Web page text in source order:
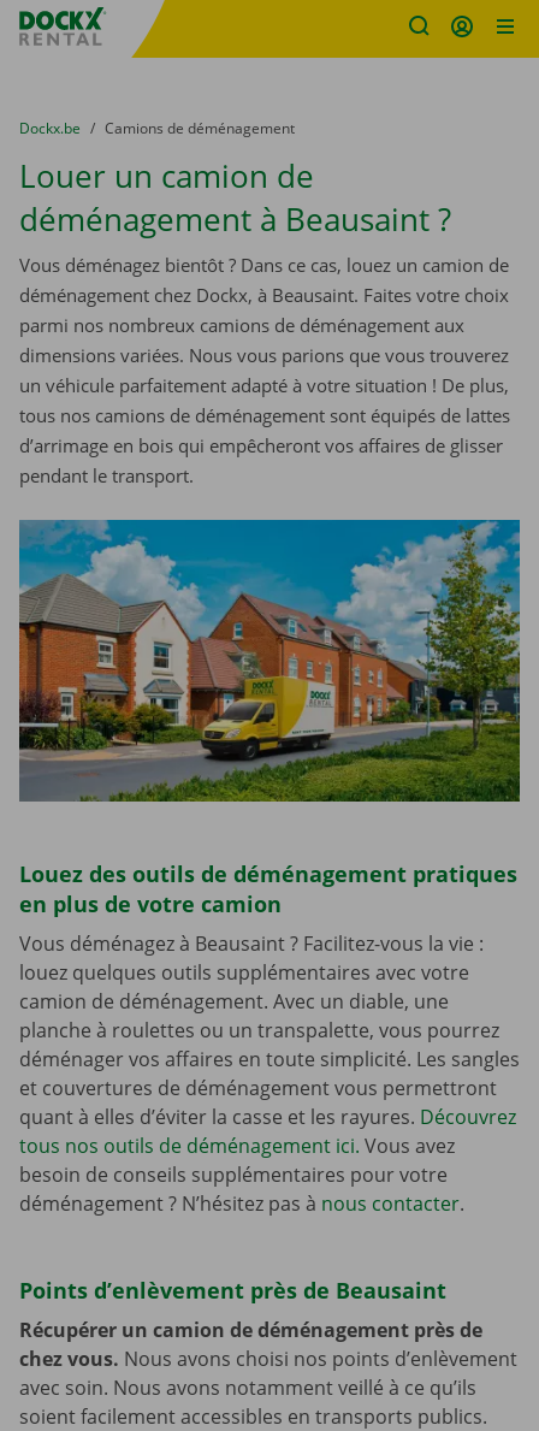
sitename
You are here:
du
Dockx.be to
Camions de déménagement
Louer un camion de
déménagement à Beausaint ?
Vous déménagez bientôt ? Dans ce cas, louez un camion de
déménagement chez Dockx, à Beausaint. Faites votre choix
parmi nos nombreux camions de déménagement aux
dimensions variées. Nous vous parions que vous trouverez
un véhicule parfaitement adapté à votre situation ! De plus,
tous nos camions de déménagement sont équipés de lattes
d’arrimage en bois qui empêcheront vos affaires de glisser
pendant le transport.
Louez des outils de déménagement pratiques
en plus de votre camion
Vous déménagez à Beausaint ? Facilitez-vous la vie :
louez quelques outils supplémentaires avec votre
camion de déménagement. Avec un diable, une
planche à roulettes ou un transpalette, vous pourrez
déménager vos affaires en toute simplicité. Les sangles
et couvertures de déménagement vous permettront
quant à elles d’éviter la casse et les rayures. Découvrez
tous nos outils de déménagement ici. Vous avez
besoin de conseils supplémentaires pour votre
déménagement ? N’hésitez pas à nous contacter.
Points d’enlèvement près de Beausaint
Récupérer un camion de déménagement près de
chez vous. Nous avons choisi nos points d’enlèvement
avec soin. Nous avons notamment veillé à ce qu’ils
soient facilement accessibles en transports publics.